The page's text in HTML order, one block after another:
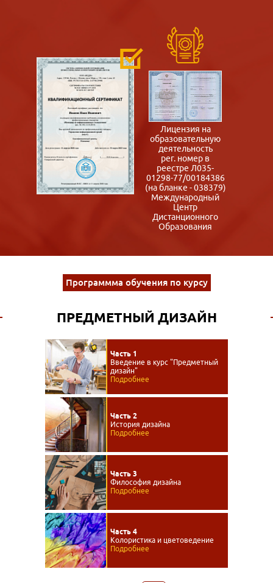
Лицензия на
образовательную
деятельность
рег. номер в
реестре Л035-
01298-77/00184386
(на бланке - 038379)
Международный
Центр
Дистанционного
Образования
Программма обучения по курсу
ПРЕДМЕТНЫЙ ДИЗАЙН
Часть 1
Введение в курс "Предметный
дизайн"
Подробнее
Часть 2
История дизайна
Подробнее
Часть 3
Философия дизайна
Подробнее
Часть 4
Колористика и цветоведение
Подробнее